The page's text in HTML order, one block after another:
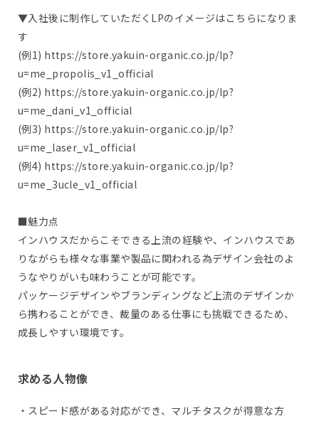
▼入社後に制作していただくLPのイメージはこちらになりま
す
(例1) https://store.yakuin-organic.co.jp/lp?
u=me_propolis_v1_official
(例2) https://store.yakuin-organic.co.jp/lp?
u=me_dani_v1_official
(例3) https://store.yakuin-organic.co.jp/lp?
u=me_laser_v1_official
(例4) https://store.yakuin-organic.co.jp/lp?
u=me_3ucle_v1_official
■魅力点
インハウスだからこそできる上流の経験や、インハウスであ
りながらも様々な事業や製品に関われる為デザイン会社のよ
うなやりがいも味わうことが可能です。
パッケージデザインやブランディングなど上流のデザインか
ら携わることができ、裁量のある仕事にも挑戦できるため、
成長しやすい環境です。
求める人物像
・スピード感がある対応ができ、マルチタスクが得意な方